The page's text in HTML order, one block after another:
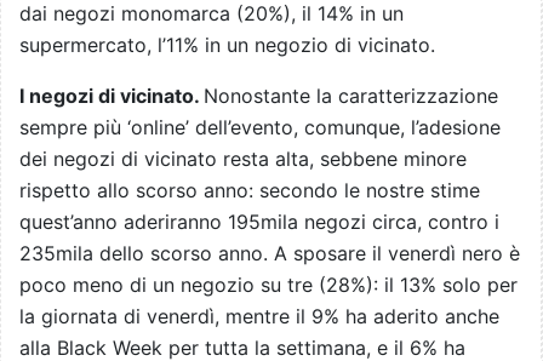
dai negozi monomarca (20%), il 14% in un
supermercato, l’11% in un negozio di vicinato.
I negozi di vicinato. Nonostante la caratterizzazione
sempre più ‘online’ dell’evento, comunque, l’adesione
dei negozi di vicinato resta alta, sebbene minore
rispetto allo scorso anno: secondo le nostre stime
quest’anno aderiranno 195mila negozi circa, contro i
235mila dello scorso anno. A sposare il venerdì nero è
poco meno di un negozio su tre (28%): il 13% solo per
la giornata di venerdì, mentre il 9% ha aderito anche
alla Black Week per tutta la settimana, e il 6% ha